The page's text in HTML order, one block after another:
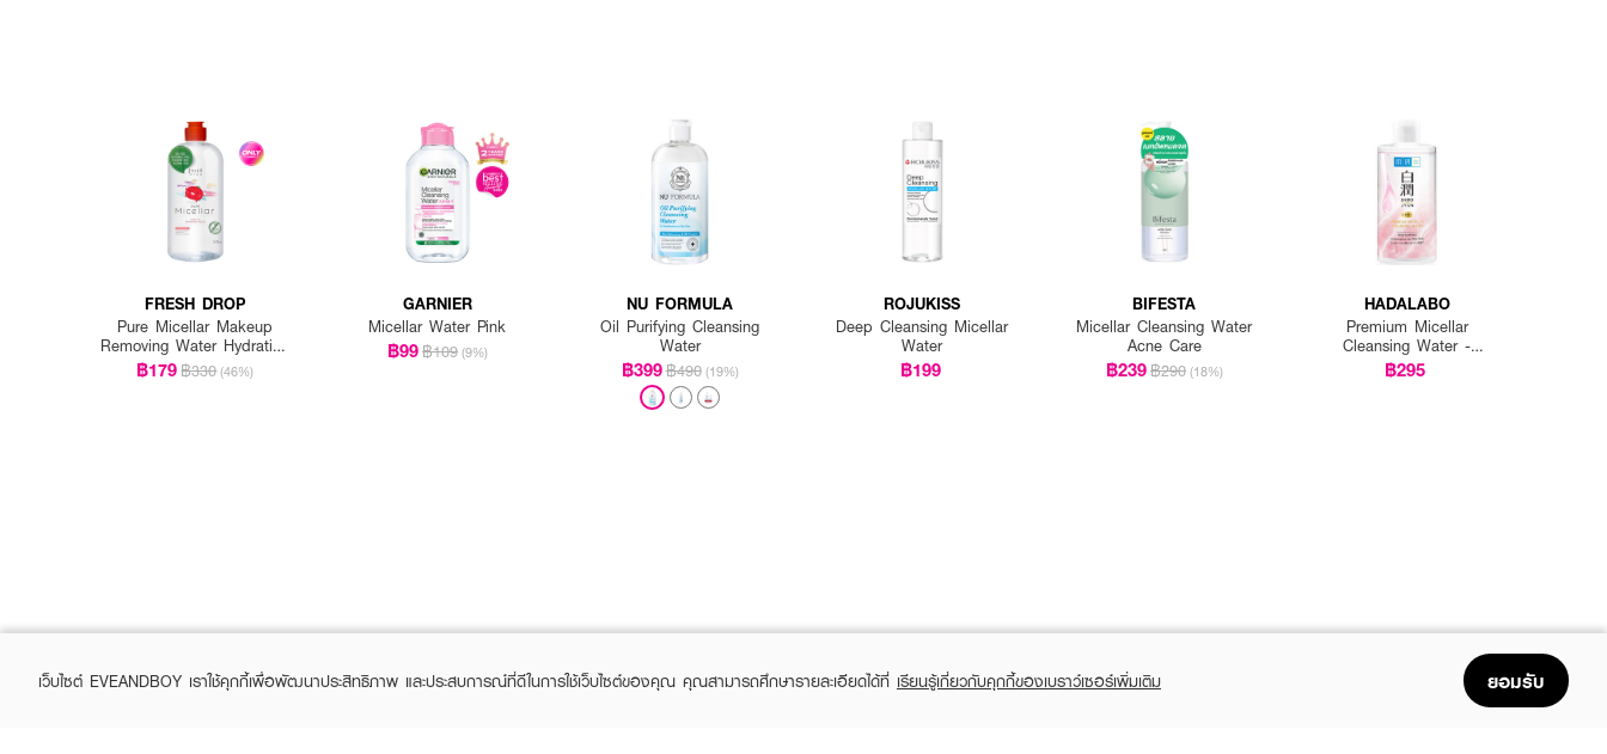
FRESH DROP
Pure Micellar Makeup
Removing Water Hydrating
Formula
฿179฿330 (46%)
GARNIER
Micellar Water Pink
฿99฿109 (9%)
NU FORMULA
Oil Purifying Cleansing
Water
฿399฿490 (19%)
ROJUKISS
Deep Cleansing Micellar
Water
฿199
BIFESTA
Micellar Cleansing Water
Acne Care
฿239฿290 (18%)
HADALABO
Premium Micellar
Cleansing Water -
Whitening
฿295
เว็บไซต์ EVEANDBOY เราใช้คุกกี้เพื่อพัฒนาประสิทธิภาพ และประสบการณ์ที่ดีในการใช้เว็บไซต์ของคุณ คุณสามารถศึกษารายละเอียดได้ที่ เรียนรู้เกี่ยวกับคุกกี้ของเบราว์เซอร์เพิ่มเติม ยอมรับ